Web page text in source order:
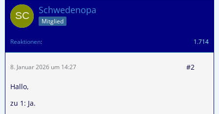
Schwedenopa
Mitglied
Reaktionen 1.714
8. Januar 2026 um 14:27 #2
Hallo,
zu 1: Ja.